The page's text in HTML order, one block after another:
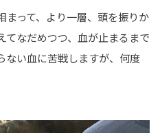
まって、より一層、頭を振りか
てなだめつつ、血が止まるまで
ない血に苦戦しますが、何度